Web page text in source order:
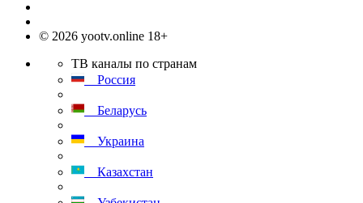
© 2026 yootv.online 18+
ТВ каналы по странам
Россия
Беларусь
Украина
Казахстан